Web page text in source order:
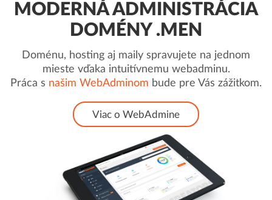
MODERNÁ ADMINISTRÁCIA
DOMÉNY .MEN
Doménu, hosting aj maily spravujete na jednom
mieste vďaka intuitívnemu webadminu.
Práca s našim WebAdminom bude pre Vás zážitkom.
Viac o WebAdmine